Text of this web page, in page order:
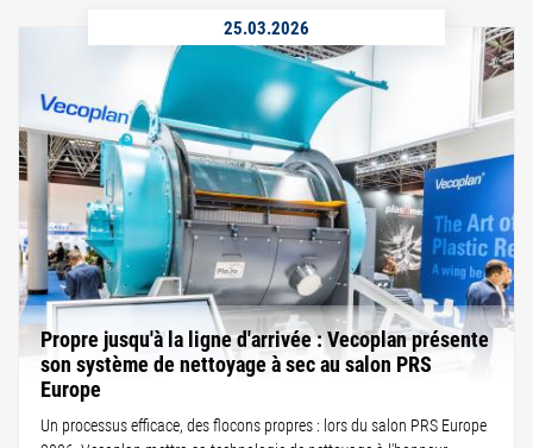
25.03.2026
Propre jusqu'à la ligne d'arrivée : Vecoplan présente
son système de nettoyage à sec au salon PRS
Europe
Un processus efficace, des flocons propres : lors du salon PRS Europe